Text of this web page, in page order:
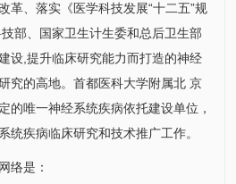
革、落实《医学科技发展“十二五”规
部、国家卫生计生委和总后卫生部
设,提升临床研究能力而打造的神经
究的高地。首都医科大学附属北 京
的唯一神经系统疾病依托建设单位，
统疾病临床研究和技术推广工作。
络是：